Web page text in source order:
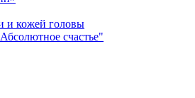
и кожей головы
счастье"